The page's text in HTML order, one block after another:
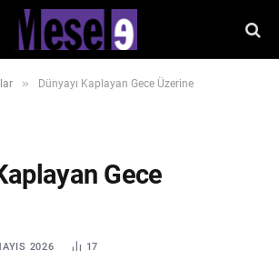
» Dünyayı Kaplayan Gece Üzerine
Gece
2026 17